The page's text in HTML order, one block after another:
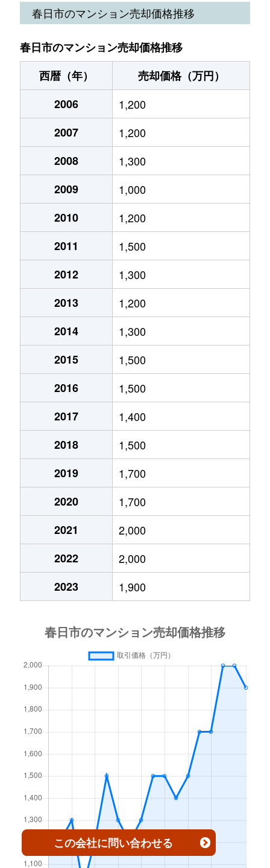
弥生
2,100万円 南福岡
徒歩19分
弥生
1,800万円 南福岡
弥生
1,100万円 南福岡
徒歩25分
若葉台東
2,600万円
若葉台西
3,700万円 春日(福岡)
若葉台西
2,200万円 春日(福岡)
上白水
4,600万円 博多南
小倉
2,500万円 南福岡
小倉
3,600万円 南福岡
徒歩19分
桜ヶ丘
下白水北
3,400万円
下白水北
1,700万円
下白水北
3,800万円
下白水北
2,300万円
下白水北
3,500万円
下白水北
5,000万円
下白水北
4,000万円
下白水南
1,800万円
下白水南
3,300万円
白水ヶ丘
1,500万円
白水ヶ丘
3,100万円
須玖南
3,300万円
5,900万円
4,500万円
2,500万円
3,700万円
徒歩6分
塚原台
天神山
天神山
博多南
天神山
3,600万円 博多南
天神山
3,800万円
3,400万円 博多南
春日市のマンション売却価格推移
春日市のマンション売却価格推移
西暦（年）
売却価格（万円）
2006
1,200
2007
1,200
2008
1,300
2009
1,000
2010
1,200
2011
1,500
2012
1,300
2013
1,200
2014
1,300
2015
1,500
2016
1,500
2017
1,400
2018
1,500
2019
1,700
2020
1,700
2021
2,000
2022
2,000
2023
1,900
この会社に問い合わせる